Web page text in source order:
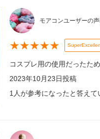
モアコンユーザーの声
★★★★★
コスプレ用の使用だったた
2023年10月23日投稿
1 人が参考になったと答えて